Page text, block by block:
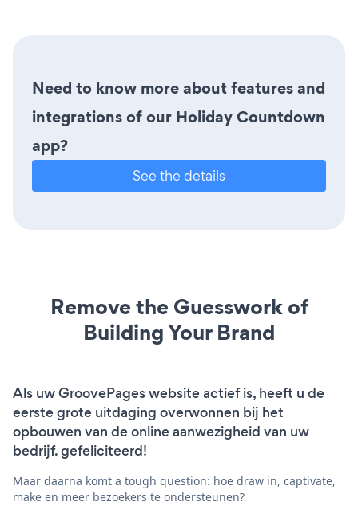
Need to know more about features and
integrations of our Holiday Countdown
app?
See the details
Remove the Guesswork of
Building Your Brand
Als uw GroovePages website actief is, heeft u de
eerste grote uitdaging overwonnen bij het
opbouwen van de online aanwezigheid van uw
bedrijf. gefeliciteerd!
Maar daarna komt a tough question: hoe draw in, captivate,
make en meer bezoekers te ondersteunen?